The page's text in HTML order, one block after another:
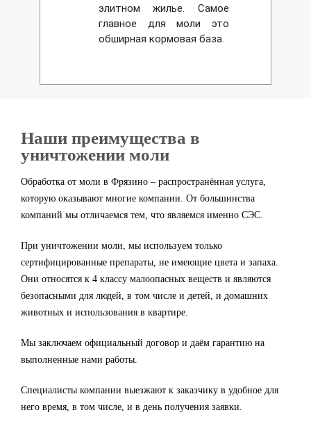
элитном жилье. Самое
главное для моли это
обширная кормовая база.
Наши преимущества в
уничтожении моли
Обработка от моли в Фрязино – распространённая услуга,
которую оказывают многие компании. От большинства
компаний мы отличаемся тем, что являемся именно СЭС.
При уничтожении моли, мы используем только
сертифицированные препараты, не имеющие цвета и запаха.
Они относятся к 4 классу малоопасных веществ и являются
безопасными для людей, в том числе и детей, и домашних
животных и использования в квартире.
Мы заключаем официальный договор и даём гарантию на
выполненные нами работы.
Специалисты компании выезжают к заказчику в удобное для
него время, в том числе, и в день получения заявки.